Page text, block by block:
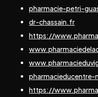
pharmacie-petri-
dr-chassain.fr
https://
https://